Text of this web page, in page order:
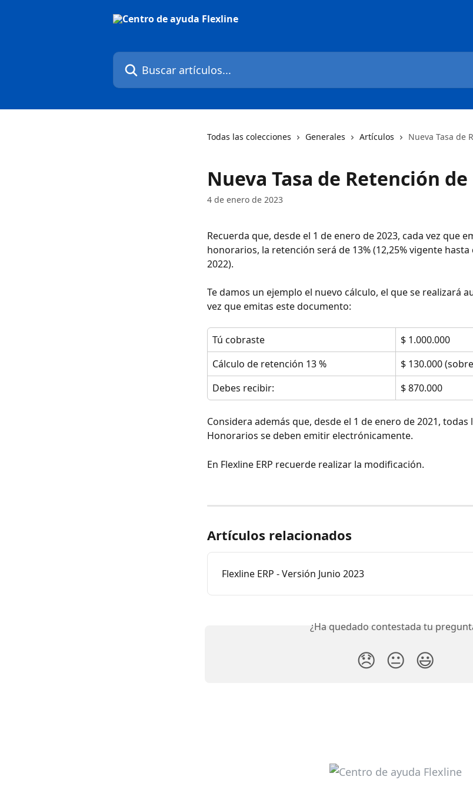
Buscar artículos...
Todas las colecciones Generales Artículos Nueva Tasa de
Nueva Tasa de Retención
4 de enero de 2023
Recuerda que, desde el 1 de enero de 2023, cada vez que
honorarios, la retención será de 13% (12,25% vigente
2022).
Te damos un ejemplo el nuevo cálculo, el que se realizará
vez que emitas este documento:
Tú cobraste
$ 1.000.000
Cálculo de retención 13 %
$ 130.000
Debes recibir:
$ 870.000
Considera además que, desde el 1 de enero de 2021, todas
Honorarios se deben emitir electrónicamente.
En Flexline ERP recuerde realizar la modificación.
Artículos relacionados
Flexline ERP - Versión Junio 2023
¿Ha quedado contestada tu
😞 😐 😃